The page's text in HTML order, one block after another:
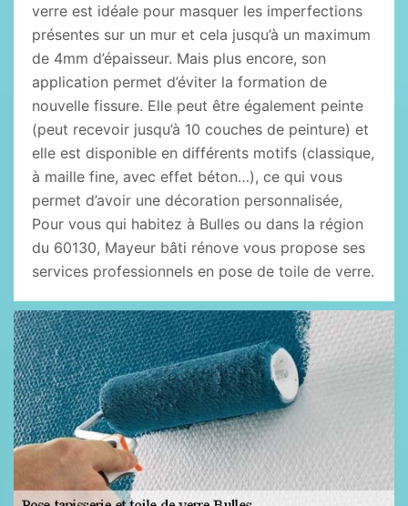
verre est idéale pour masquer les imperfections
présentes sur un mur et cela jusqu’à un maximum
de 4mm d’épaisseur. Mais plus encore, son
application permet d’éviter la formation de
nouvelle fissure. Elle peut être également peinte
(peut recevoir jusqu’à 10 couches de peinture) et
elle est disponible en différents motifs (classique,
à maille fine, avec effet béton…), ce qui vous
permet d’avoir une décoration personnalisée,
Pour vous qui habitez à Bulles ou dans la région
du 60130, Mayeur bâti rénove vous propose ses
services professionnels en pose de toile de verre.